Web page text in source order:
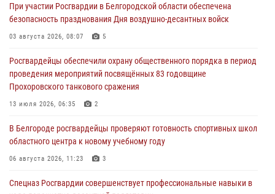
В Белгородской области продолжаются межведомственные
проверки объектов образования с участием Росгвардии к новому
учебному году
Руководитель управления вневедомственной охраны Росгвардии
по Белгородской области принял участие во Всероссийском
совещании-семинаре в Нижнем Новгороде (видео)
В Алексеевском округе росгвардейцы пресекли условное
проникновение в детский лагерь «Солнышко»
При участии Росгвардии в Белгородской области обеспечена
безопасность празднования Дня воздушно-десантных войск
03 августа 2026, 08:07 5
Росгвардейцы обеспечили охрану общественного порядка в период
проведения мероприятий посвящённых 83 годовщине
Прохоровского танкового сражения
13 июля 2026, 06:35 2
В Белгороде росгвардейцы проверяют готовность спортивных школ
областного центра к новому учебному году
06 августа 2026, 11:23 3
Спецназ Росгвардии совершенствует профессиональные навыки в